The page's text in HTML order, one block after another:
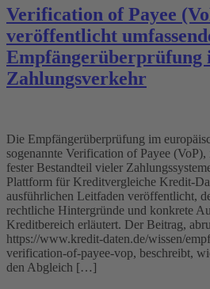
Verification of Payee
veröffentlicht
Empfängerüberprüfung
Zahlungsverkehr
Die Empfängerüberprüfung im
sogenannte Verification of Payee
fester Bestandteil vieler
Plattform für Kreditvergleiche Kredit-
ausführlichen Leitfaden veröffentlicht,
rechtliche Hintergründe und konkrete
Kreditbereich erläutert. Der Beitrag,
https://www.kredit-daten.de/wissen/
verification-of-payee-vop, beschreibt,
den Abgleich […]